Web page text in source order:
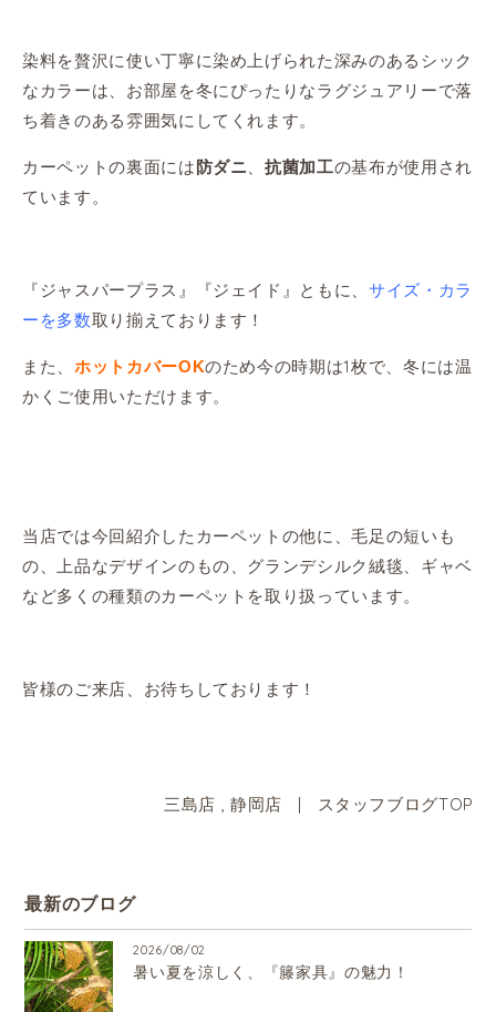
染料を贅沢に使い丁寧に染め上げられた深みのあるシック
なカラーは、お部屋を冬にぴったりなラグジュアリーで落
ち着きのある雰囲気にしてくれます。
カーペットの裏面には 防ダニ、抗菌加工の基布が使用され
ています。
『ジャスパープラス』『ジェイド』ともに、 サイズ・カラ
ーを多数取り揃えております！
また、 ホットカバーOKのため今の時期は1枚で、冬には温
かくご使用いただけます。
当店では今回紹介したカーペットの他に、毛足の短いも
の、上品なデザインのもの、グランデシルク絨毯、ギャベ
など多くの種類のカーペットを取り扱っています。
皆様のご来店、お待ちしております！
三島店 , 静岡店 | スタッフブログTOP
最新のブログ
2026/08/02
暑い夏を涼しく、『籐家具』の魅力！